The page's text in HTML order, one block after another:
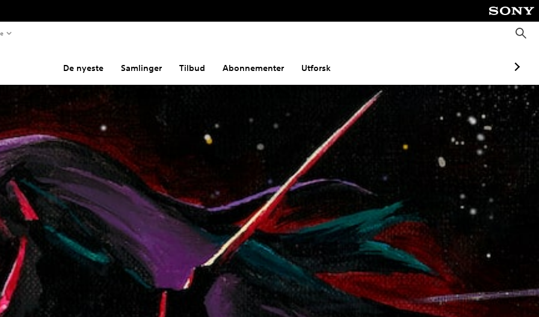
S
ø
De nyeste Samlinger Tilbud Abonnementer Utforsk